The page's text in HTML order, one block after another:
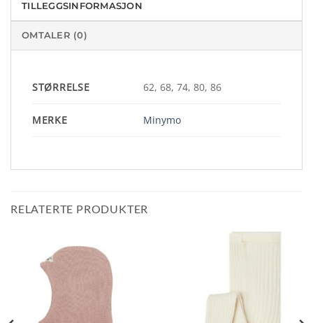
TILLEGGSINFORMASJON
OMTALER (0)
STØRRELSE 62, 68, 74, 80, 86
MERKE Minymo
RELATERTE PRODUKTER